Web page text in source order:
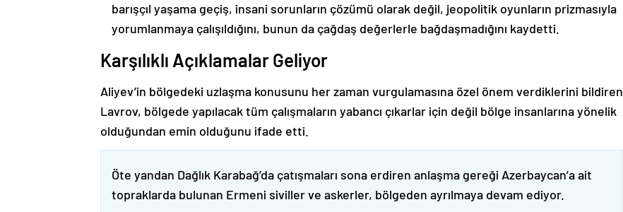
barışçıl yaşama geçiş, insani sorunların çözümü olarak değil, jeopolitik oyunların prizmasıyla
yorumlanmaya çalışıldığını, bunun da çağdaş değerlerle bağdaşmadığını kaydetti.
Karşılıklı Açıklamalar Geliyor
Aliyev’in bölgedeki uzlaşma konusunu her zaman vurgulamasına özel önem verdiklerini bildiren
Lavrov, bölgede yapılacak tüm çalışmaların yabancı çıkarlar için değil bölge insanlarına yönelik
olduğundan emin olduğunu ifade etti.
Öte yandan Dağlık Karabağ’da çatışmaları sona erdiren anlaşma gereği Azerbaycan’a ait
topraklarda bulunan Ermeni siviller ve askerler, bölgeden ayrılmaya devam ediyor.